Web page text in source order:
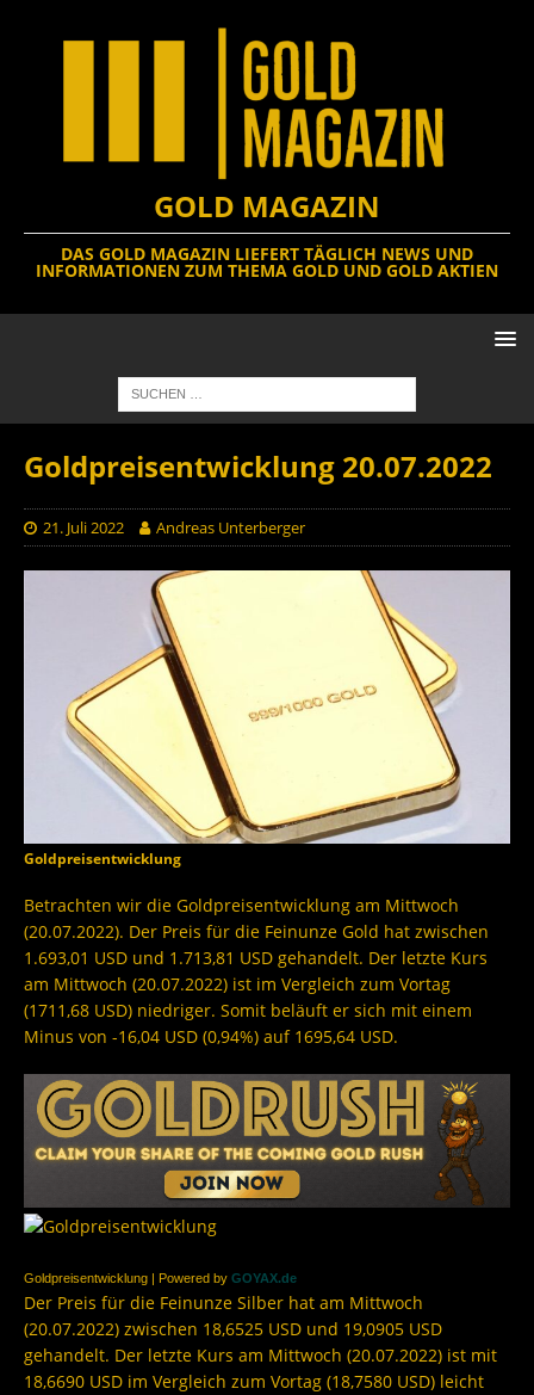
GOLD MAGAZIN
DAS GOLD MAGAZIN LIEFERT TÄGLICH NEWS UND
INFORMATIONEN ZUM THEMA GOLD UND GOLD AKTIEN
Goldpreisentwicklung 20.07.2022
21. Juli 2022 Andreas Unterberger
Goldpreisentwicklung
Betrachten wir die Goldpreisentwicklung am Mittwoch
(20.07.2022). Der Preis für die Feinunze Gold hat zwischen
1.693,01 USD und 1.713,81 USD gehandelt. Der letzte Kurs
am Mittwoch (20.07.2022) ist im Vergleich zum Vortag
(1711,68 USD) niedriger. Somit beläuft er sich mit einem
Minus von -16,04 USD (0,94%) auf 1695,64 USD.
Goldpreisentwicklung | Powered by GOYAX.de
Der Preis für die Feinunze Silber hat am Mittwoch
(20.07.2022) zwischen 18,6525 USD und 19,0905 USD
gehandelt. Der letzte Kurs am Mittwoch (20.07.2022) ist mit
18,6690 USD im Vergleich zum Vortag (18,7580 USD) leicht